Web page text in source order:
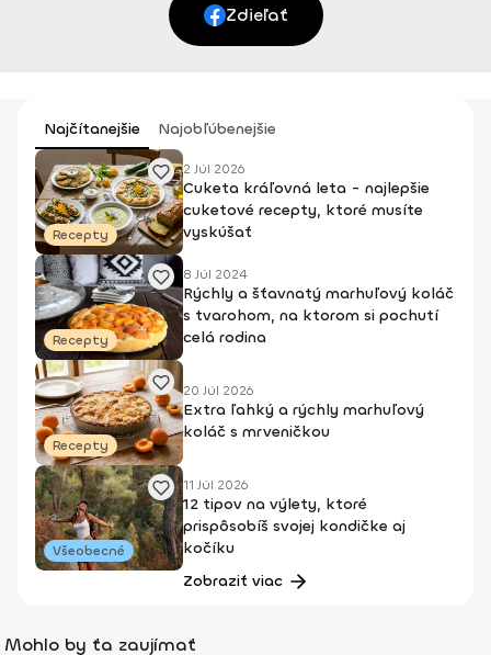
Zdieľať
Najčítanejšie Najobľúbenejšie
Recepty
2 Júl 2026
Cuketa kráľovná leta - najlepšie
cuketové recepty, ktoré musíte
vyskúšať
Recepty
8 Júl 2024
Rýchly a šťavnatý marhuľový koláč
s tvarohom, na ktorom si pochutí
celá rodina
Recepty
20 Júl 2026
Extra ľahký a rýchly marhuľový
koláč s mrveničkou
Všeobecné
11 Júl 2026
12 tipov na výlety, ktoré
prispôsobíš svojej kondičke aj
kočíku
Zobraziť viac
Mohlo by ťa zaujímať